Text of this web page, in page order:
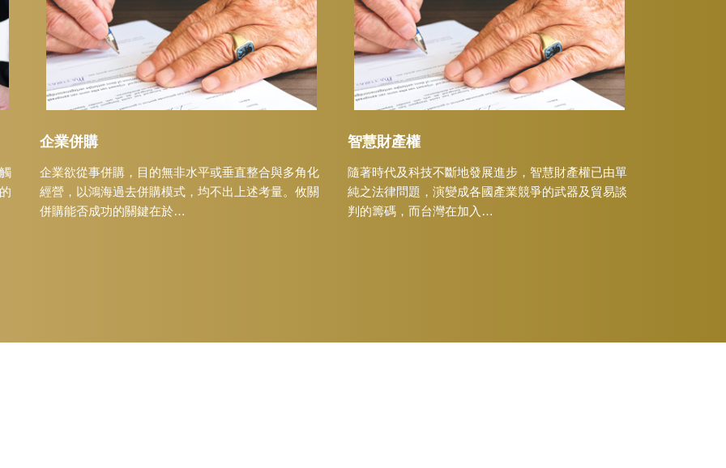
企業併購
企業欲從事併購，目的無非水平或垂直整合與多角化
經營，以鴻海過去併購模式，均不出上述考量。攸關
併購能否成功的關鍵在於…
智慧財產權
隨著時代及科技不斷地發展進步，智慧財產權已由單
純之法律問題，演變成各國產業競爭的武器及貿易談
判的籌碼，而台灣在加入…